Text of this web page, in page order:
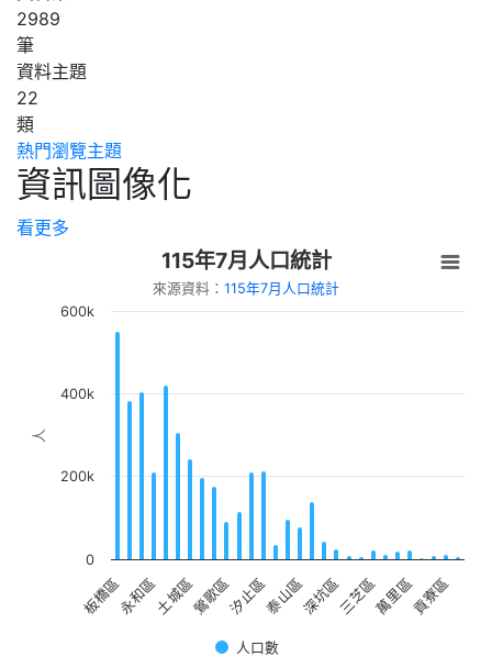
界」
【新北市立圖書館淡水分館】 115年8月表
演活動 :《 蘋果劇團【嬌滴滴與髒兮兮】》
慧系列講座「從閱讀到創作---AI如何讓知
識變成影響力」
【新北市立圖書館中和員山分館】「Home
Library」系列活動：童話烘焙時光
2989
筆
資料主題
22
類
熱門瀏覽主題
資訊圖像化
看更多
人
115年7月人口統計
來源資料： 115年7月人口統計
人口數
板橋區永和區土城區鶯歌區汐止區泰山區深坑區三芝區萬里區貢寮區
0
200k
400k
600k